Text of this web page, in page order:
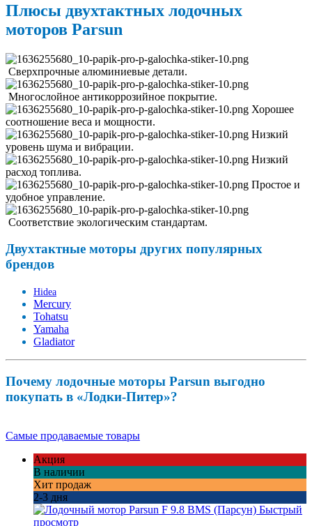
Плюсы двухтактных лодочных
моторов Parsun
Сверхпрочные алюминиевые детали.
Многослойное антикоррозийное покрытие.
Хорошее
соотношение веса и мощности.
Низкий
уровень шума и вибрации.
Низкий
расход топлива.
Простое и
удобное управление.
Соответствие экологическим стандартам.
Двухтактные моторы других популярных
брендов
Hidea
Mercury
Tohatsu
Yamaha
Gladiator
Почему лодочные моторы Parsun выгодно
покупать в «Лодки-Питер»?
Самые продаваемые товары
Акция
В наличии
Хит продаж
2-3 дня
Быстрый
просмотр